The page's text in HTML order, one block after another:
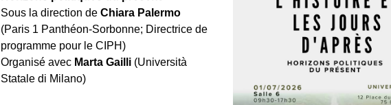
Sous la direction de Chiara Palermo
(Paris 1 Panthéon-Sorbonne; Directrice de
programme pour le CIPH)
Organisé avec Marta Gailli (Università
Statale di Milano)